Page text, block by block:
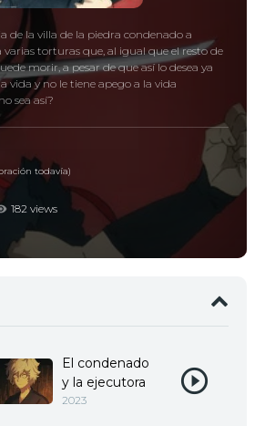
de la villa de la piedra condenado a
torturas que, al igual que el resto de
morir, a pesar de que así lo desea ya
vida y no le tiene apego a la vida
sea así?
todavía)
182 views
El condenado
y la ejecutora
2023